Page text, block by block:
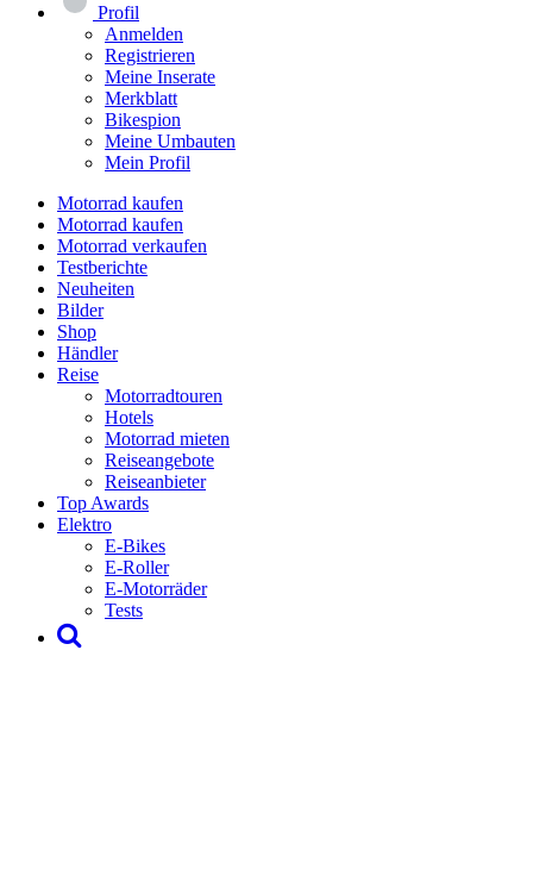
Profil
Anmelden
Registrieren
Meine Inserate
Merkblatt
Bikespion
Meine Umbauten
Mein Profil
Motorrad kaufen
Motorrad kaufen
Motorrad verkaufen
Testberichte
Neuheiten
Bilder
Shop
Händler
Reise
Motorradtouren
Hotels
Motorrad mieten
Reiseangebote
Reiseanbieter
Top Awards
Elektro
E-Bikes
E-Roller
E-Motorräder
Tests